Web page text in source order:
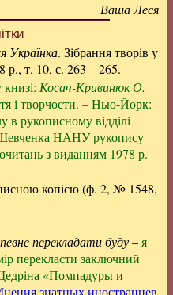
Ваша Леся
Українка. Зібрання творів у
р., т. 10, с. 263 – 265.
Косач-Кривинюк О.
і творчости. – Нью-Йорк:
в рукописному відділі
Шевченка НАНУ рукопису
з виданням 1978 р.
копією (ф. 2, № 1548,
перекладати буду–я
перекласти заключний
«Помпадуры и
знатных иностранцев